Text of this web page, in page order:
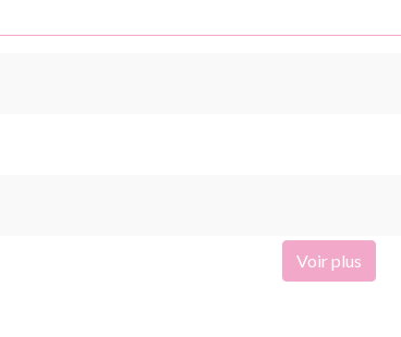
Voir plus